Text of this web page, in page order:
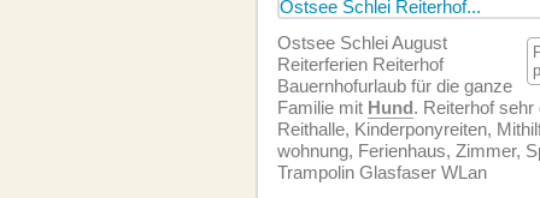
Ostsee Schlei August
Reiterferien Reiterhof
Bauernhofurlaub für die ganze
Familie mit Hund. Reiterhof
Reithalle, Kinderponyreiten,
wohnung, Ferienhaus, Zimmer,
Trampolin Glasfaser WLan